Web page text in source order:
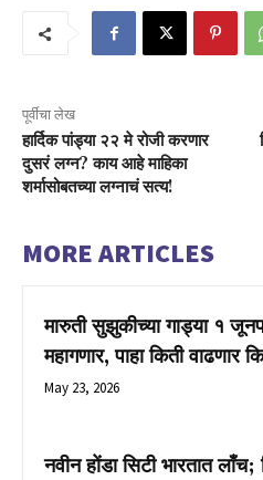
पूर्वीचा लेख
हार्दिक पांड्या २२ मे रोजी करणार
दुसरं लग्न? काय आहे माहिका
शर्मासोबतच्या लग्नाचं सत्य!
MORE ARTICLES
मारुती सुझुकीच्या गाड्या १
महागणार, पाहा किती वाढणार
May 23, 2026
नवीन होंडा सिटी भारतात